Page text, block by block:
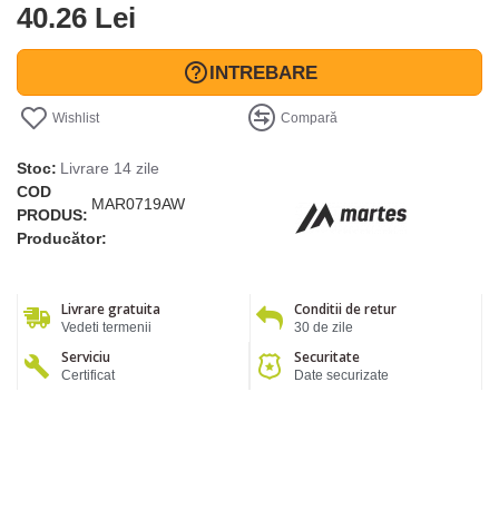
40.26 Lei
INTREBARE
Wishlist Compară
Stoc: Livrare 14 zile
COD
PRODUS:
MAR0719AW
Producător:
Livrare gratuita
Vedeti termenii
Conditii de retur
30 de zile
Serviciu
Certificat
Securitate
Date securizate